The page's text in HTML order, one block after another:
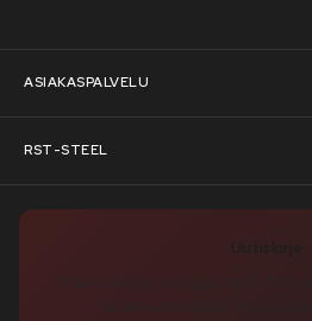
ASIAKASPALVELU
Asiakaspalvelu
Pyydä tarjous
RST-STEEL
RST-Steelin tarina
Uutiskirje